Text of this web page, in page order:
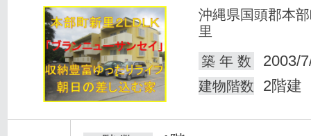
沖縄県国頭郡本
里
築 年 数
2003/
建物階数 2階建